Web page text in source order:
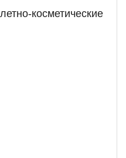
косметические